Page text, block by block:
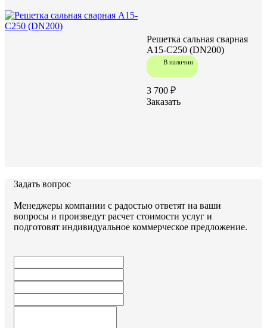
В наличии
Решетка сальная сварная
А15-С250 (DN200)
3 700 ₽
Заказать
Задать вопрос
Менеджеры компании с радостью ответят на ваши
вопросы и произведут расчет стоимости услуг и
подготовят индивидуальное коммерческое предложение.